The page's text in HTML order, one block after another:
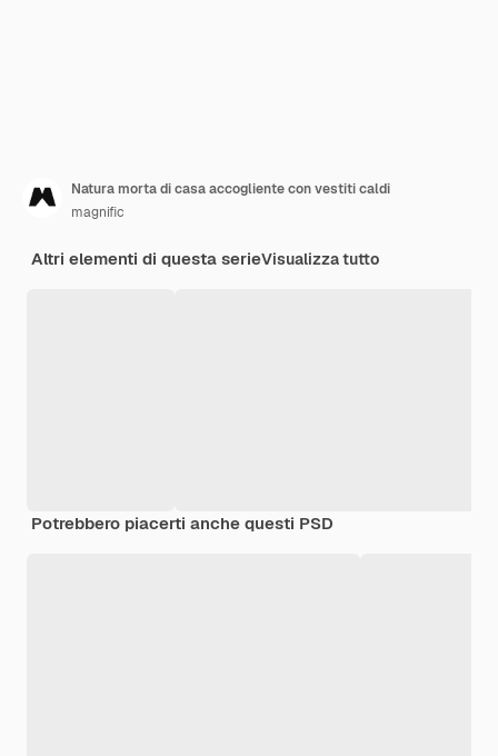
Natura morta di casa accogliente con vestiti caldi
magnific
Altri elementi di questa serieVisualizza tutto
Potrebbero piacerti anche questi PSD